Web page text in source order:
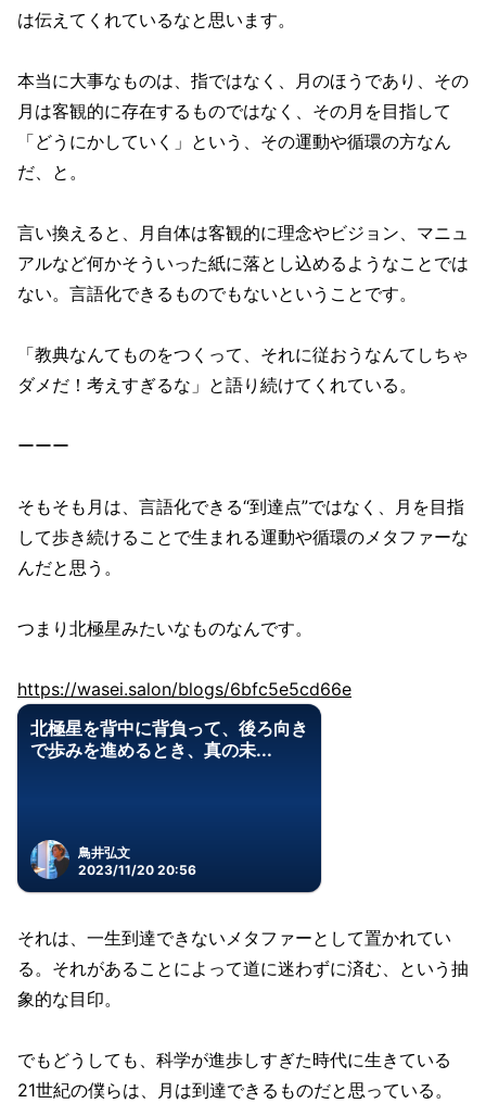
は伝えてくれているなと思います。
本当に大事なものは、指ではなく、月のほうであり、その
月は客観的に存在するものではなく、その月を目指して
「どうにかしていく」という、その運動や循環の方なん
だ、と。
言い換えると、月自体は客観的に理念やビジョン、マニュ
アルなど何かそういった紙に落とし込めるようなことでは
ない。言語化できるものでもないということです。
「教典なんてものをつくって、それに従おうなんてしちゃ
ダメだ！考えすぎるな」と語り続けてくれている。
ーーー
そもそも月は、言語化できる“到達点”ではなく、月を目指
して歩き続けることで生まれる運動や循環のメタファーな
んだと思う。
つまり北極星みたいなものなんです。
https://wasei.salon/blogs/6bfc5e5cd66e
北極星を背中に背負って、後ろ向き
で歩みを進めるとき、真の未...
鳥井弘文
2023/11/20 20:56
それは、一生到達できないメタファーとして置かれてい
る。それがあることによって道に迷わずに済む、という抽
象的な目印。
でもどうしても、科学が進歩しすぎた時代に生きている
21世紀の僕らは、月は到達できるものだと思っている。